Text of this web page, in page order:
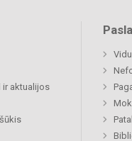
ir aktualijos